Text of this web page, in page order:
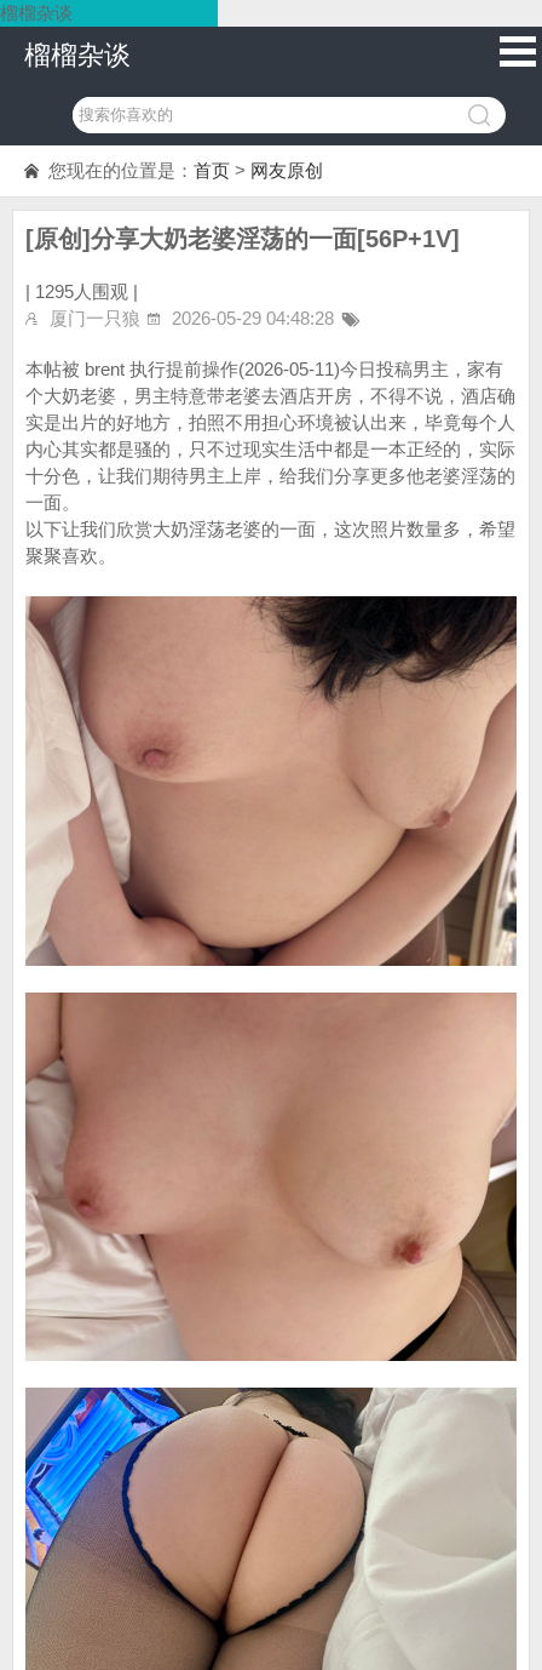
榴榴杂谈
榴榴杂谈
您现在的位置是： 首页 > 网友原创
[原创]分享大奶老婆淫荡的一面[56P+1V]
| 1295人围观 |
厦门一只狼
2026-05-29 04:48:28
本帖被 brent 执行提前操作(2026-05-11)今日投稿男主，家有
个大奶老婆，男主特意带老婆去酒店开房，不得不说，酒店确
实是出片的好地方，拍照不用担心环境被认出来，毕竟每个人
内心其实都是骚的，只不过现实生活中都是一本正经的，实际
十分色，让我们期待男主上岸，给我们分享更多他老婆淫荡的
一面。
以下让我们欣赏大奶淫荡老婆的一面，这次照片数量多，希望
聚聚喜欢。